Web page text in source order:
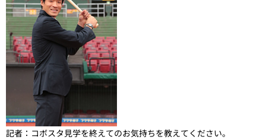
記者： コボスタ見学を終えてのお気持ちを教えてください。